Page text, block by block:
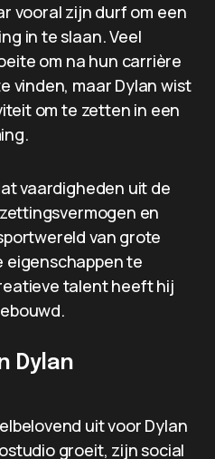
vooral zijn durf om een
in te slaan. Veel
om na hun carrière
vinden, maar Dylan wist
om te zetten in een
vaardigheden uit de
en
van grote
eigenschappen te
talent heeft hij
Dylan
uit voor Dylan
groeit, zijn social